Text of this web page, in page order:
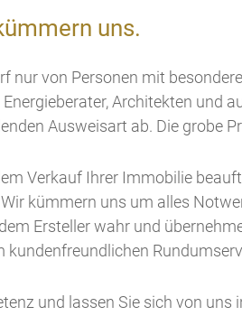
uns.
nur von Personen mit
Architekten und
Ausweisart ab. Die grobe
Verkauf Ihrer Immobilie
kümmern uns um alles
Ersteller wahr und
kundenfreundlichen
und lassen Sie sich von